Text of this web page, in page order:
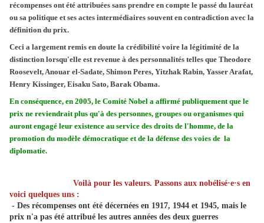
récompenses ont été attribuées sans prendre en compte le passé du lauréat
ou sa politique et ses actes intermédiaires souvent en contradiction avec la
définition du prix.
Ceci a largement remis en doute la crédibilité voire la légitimité de la
distinction lorsqu'elle est revenue à des personnalités telles que Theodore
Roosevelt, Anouar el-Sadate, Shimon Peres, Yitzhak Rabin, Yasser Arafat,
Henry Kissinger, Eisaku Sato, Barak Obama.
En conséquence, en 2005, le Comité Nobel a affirmé publiquement que le
prix ne reviendrait plus qu'à des personnes, groupes ou organismes qui
auront engagé leur existence au service des droits de l'homme, de la
promotion du modèle démocratique et de la défense des voies de la
diplomatie.
Voilà pour les valeurs. Passons aux nobélisé·e·s en
voici quelques uns :
- Des récompenses ont été décernées en 1917, 1944 et 1945, mais le
prix n'a pas été attribué les autres années des deux guerres